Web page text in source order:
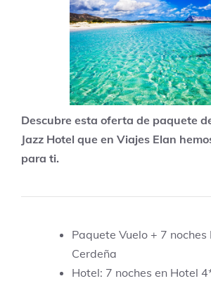
Descubre esta oferta de paquete
Jazz Hotel que en Viajes Elan
para ti.
Paquete Vuelo + 7 noches
Cerdeña
Hotel: 7 noches en Hotel